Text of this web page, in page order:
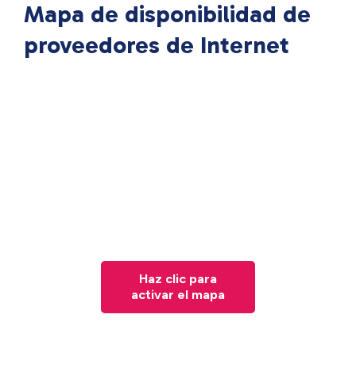
Mapa de disponibilidad de
proveedores de Internet
Haz clic para
activar el mapa